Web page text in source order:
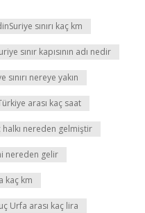
sınırı kaç km
sınır kapısının adı nedir
sınırı nereye yakın
arası kaç saat
halkı nereden gelmiştir
nereden gelir
kaç km
Urfa arası kaç lira